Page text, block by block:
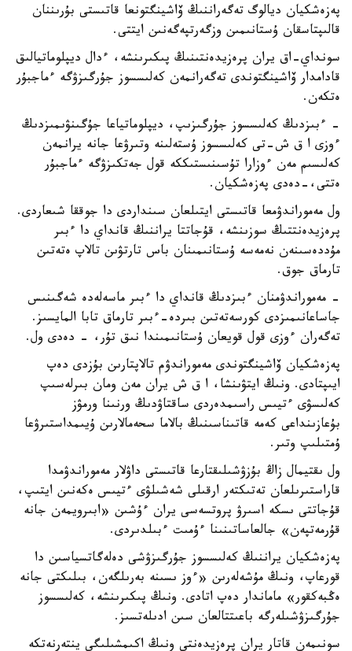
پەزەشكيان ديالوگ تەگەراننىڭ ۆاشينگتونعا قاتىستى بۇرىننان
قالىپتاسقان ۇستانىمىن وزگەرتپەگەنىن ايتتى.
سونداي-اق يران پرەزيدەنتىنىڭ پىكىرىنشە، ءدال ديپلوماتيالىق
قادامدار ۆاشينگتوندى تەگەرانمەن كەلىسسوز جۇرگىزۋگە ءماجبۇر
ەتكەن.
- ءبىزدىڭ كەلىسسوز جۇرگىزىپ، ديپلوماتياعا جۇگىنۋىمىزدىڭ
ءوزى ا ق ش-تى كەلىسسوز ۇستەلىنە وتىرۋعا جانە يرانمەن
كەلىسىم مەن ءوزارا تۇسىنىستىككە قول جەتكىزۋگە ءماجبۇر
ەتتى،-دەدى پەزەشكيان.
ول مەموراندۋمعا قاتىستى ايتىلعان سىنداردى دا جوققا شىعاردى.
پرەزيدەنتتىڭ سوزىنشە، قۇجاتتا يراننىڭ قانداي دا ءبىر
مۇددەسىنەن نەمەسە ۇستانىمىنان باس تارتۋىن تالاپ ەتەتىن
تارماق جوق.
- مەموراندۋمنان ءبىزدىڭ قانداي دا ءبىر ماسەلەدە شەگىنىس
جاساعانىمىزدى كورسەتەتىن بىردە-ءبىر تارماق تابا المايسىز.
تەگەران ءوزى قول قويعان ۇستانىمىندا نىق تۇر، - دەدى ول.
پەزەشكيان ۆاشينگتوندى مەموراندۋم تالاپتارىن بۇزدى دەپ
ايىپتادى. ونىڭ ايتۋىنشا، ا ق ش يران مەن ومان بىرلەسىپ
كەلىسۋى ءتيىس راسىمدەردى ساقتاۋدىڭ ورنىنا ورمۋز
بۇعازىنداعى كەمە قاتىناسىنىڭ بالاما سحەمالارىن ۇيىمداستىرۋعا
ۇمتىلىپ وتىر.
ول ىقتيمال زاڭ بۇزۋشىلىقتارعا قاتىستى داۋلار مەموراندۋمدا
قاراستىرىلعان تەتىكتەر ارقىلى شەشىلۋى ءتيىس ەكەنىن ايتىپ،
قۇجاتتى ىسكە اسىرۋ پروتسەسى يران ءۇشىن «ابىرويمەن جانە
قۇرمەتپەن» جالعاساتىنىنا ءۇمىت ءبىلدىردى.
پەزەشكيان يراننىڭ كەلىسسوز جۇرگىزۋشى دەلەگاتسياسىن دا
قورعاپ، ونىڭ مۇشەلەرىن «ءوز ىسىنە بەرىلگەن، بىلىكتى جانە
ەڭبەكقور» ماماندار دەپ اتادى. ونىڭ پىكىرىنشە، كەلىسسوز
جۇرگىزۋشىلەرگە باعىتتالعان سىن ادىلەتسىز.
سونىمەن قاتار يران پرەزيدەنتى ونىڭ اكىمشىلىگى ينتەرنەتكە